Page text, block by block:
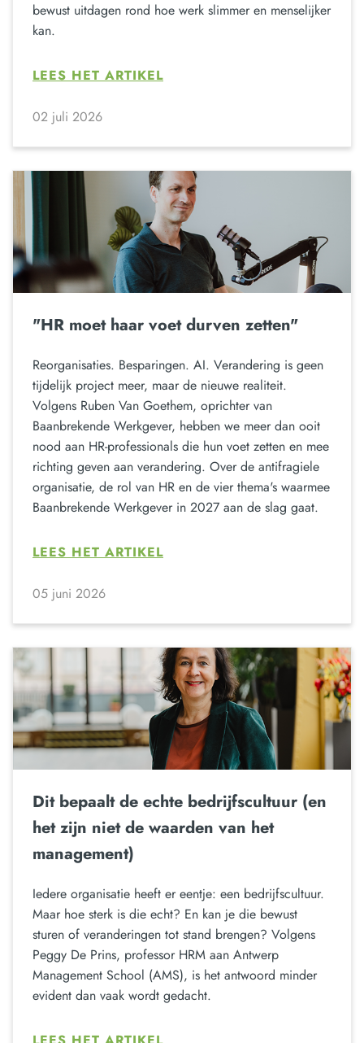
bewust uitdagen rond hoe werk slimmer en menselijker
kan.
LEES HET ARTIKEL
02 juli 2026
"HR moet haar voet durven zetten"
Reorganisaties. Besparingen. AI. Verandering is geen
tijdelijk project meer, maar de nieuwe realiteit.
Volgens Ruben Van Goethem, oprichter van
Baanbrekende Werkgever, hebben we meer dan ooit
nood aan HR-professionals die hun voet zetten en mee
richting geven aan verandering. Over de antifragiele
organisatie, de rol van HR en de vier thema's waarmee
Baanbrekende Werkgever in 2027 aan de slag gaat.
LEES HET ARTIKEL
05 juni 2026
Dit bepaalt de echte bedrijfscultuur (en
het zijn niet de waarden van het
management)
Iedere organisatie heeft er eentje: een bedrijfscultuur.
Maar hoe sterk is die echt? En kan je die bewust
sturen of veranderingen tot stand brengen? Volgens
Peggy De Prins, professor HRM aan Antwerp
Management School (AMS), is het antwoord minder
evident dan vaak wordt gedacht.